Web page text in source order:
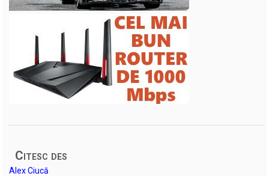
Citesc des
Alex Ciucă